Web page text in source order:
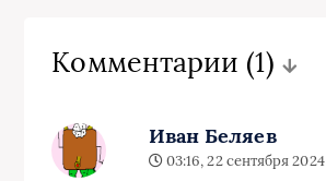
Комментарии (1)
Иван Беляев
03:16, 22 сентября 2024